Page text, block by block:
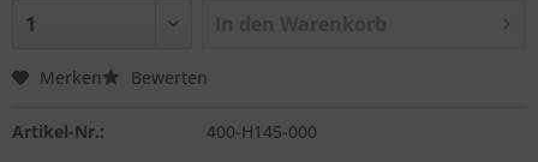
Merken Bewerten
Artikel-Nr.: 400-H145-000